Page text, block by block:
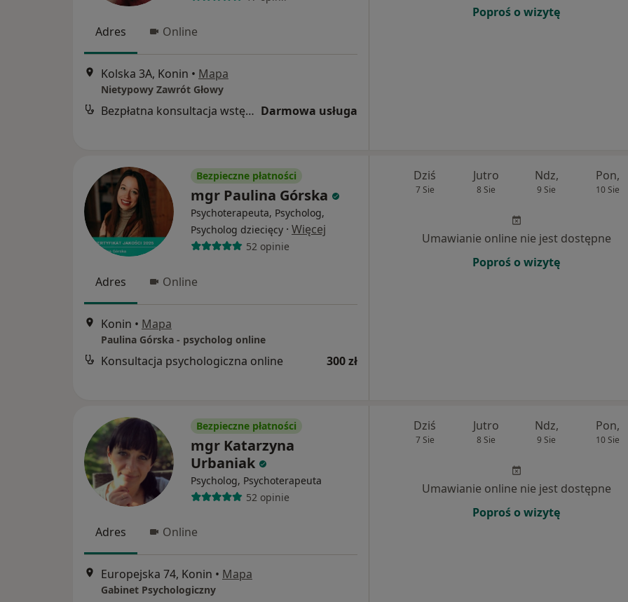
Adres Online
Kolska 3A, Konin • Mapa
Nietypowy Zawrót Głowy
Bezpłatna konsultacja wstępna - telefoniczna Darmowa usługa
Poproś o wizytę
Bezpieczne płatności
mgr Paulina Górska
Psychoterapeuta, Psycholog,
Psycholog dziecięcy · Więcej
52 opinie
Adres Online
Konin • Mapa
Paulina Górska - psycholog online
Konsultacja psychologiczna online 300 zł
Dziś
7 Sie
Jutro
8 Sie
Ndz,
9 Sie
Pon,
10 Sie
Umawianie online nie jest dostępne
Poproś o wizytę
Bezpieczne płatności
mgr Katarzyna
Urbaniak
Psycholog, Psychoterapeuta
52 opinie
Adres Online
Europejska 74, Konin • Mapa
Gabinet Psychologiczny
Dziś
7 Sie
Jutro
8 Sie
Ndz,
9 Sie
Pon,
10 Sie
Umawianie online nie jest dostępne
Poproś o wizytę